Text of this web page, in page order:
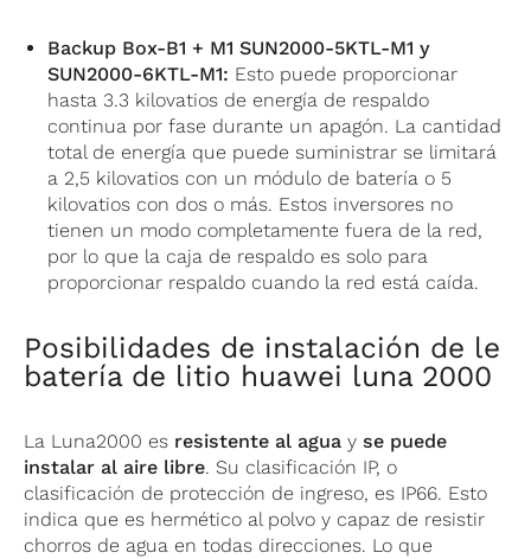
Backup Box-B1 + M1 SUN2000-5KTL-M1 y
SUN2000-6KTL-M1: Esto puede proporcionar
hasta 3.3 kilovatios de energía de respaldo
continua por fase durante un apagón. La cantidad
total de energía que puede suministrar se limitará
a 2,5 kilovatios con un módulo de batería o 5
kilovatios con dos o más. Estos inversores no
tienen un modo completamente fuera de la red,
por lo que la caja de respaldo es solo para
proporcionar respaldo cuando la red está caída.
Posibilidades de instalación de le
batería de litio huawei luna 2000
La Luna2000 es resistente al agua yse puede
instalar al aire libre. Su clasificación IP, o
clasificación de protección de ingreso, es IP66. Esto
indica que es hermético al polvo y capaz de resistir
chorros de agua en todas direcciones. Lo que